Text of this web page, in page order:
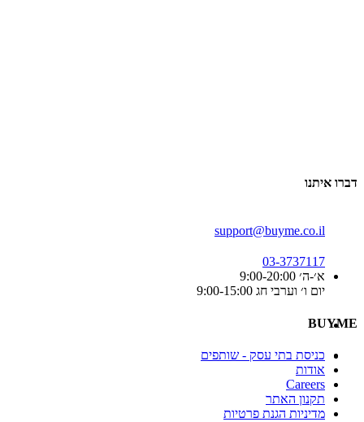
דברו איתנו
support@buyme.co.il
03-3737117
א׳-ה׳ 9:00-20:00
יום ו׳ וערבי חג 9:00-15:00
BUYME
כניסת בתי עסק - שותפים
אודות
Careers
תקנון האתר
מדיניות הגנת פרטיות